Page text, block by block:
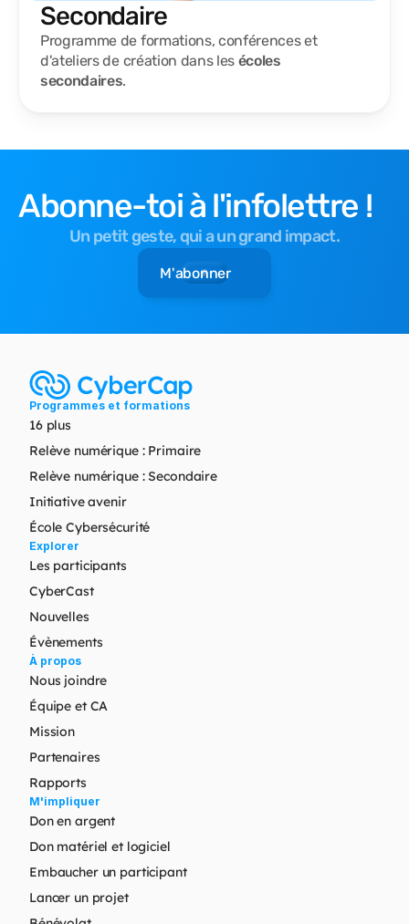
Secondaire
Programme de formations, conférences et
d'ateliers de création dans les écoles
secondaires.
Abonne-toi à l'infolettre !
Un petit geste, qui a un grand impact.
M'abonner
Programmes et formations
16 plus
Relève numérique : Primaire
Relève numérique : Secondaire
Initiative avenir
École Cybersécurité
Explorer
Les participants
CyberCast
Nouvelles
Évènements
À propos
Nous joindre
Équipe et CA
Mission
Partenaires
Rapports
M'impliquer
Don en argent
Don matériel et logiciel
Embaucher un participant
Lancer un projet